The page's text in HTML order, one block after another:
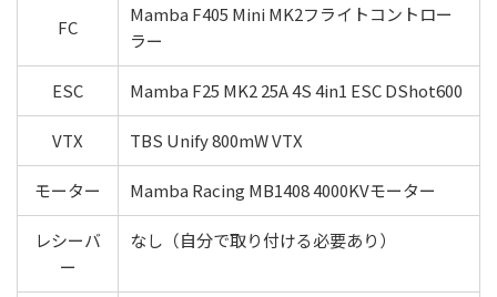
FC
Mamba F405 Mini MK2フライトコントロー
ラー
ESC Mamba F25 MK2 25A 4S 4in1 ESC DShot600
VTX TBS Unify 800mW VTX
モーター Mamba Racing MB1408 4000KVモーター
レシーバ
ー
なし（自分で取り付ける必要あり）